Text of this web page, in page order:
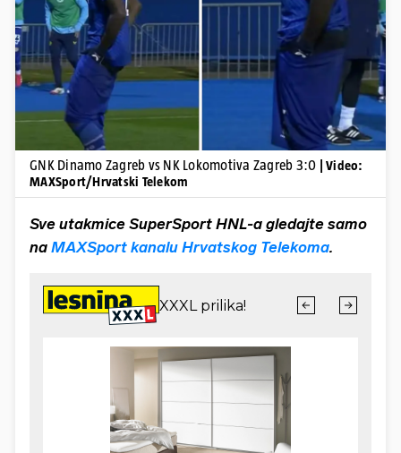
Pokretanje videa...
GNK Dinamo Zagreb vs NK Lokomotiva Zagreb 3:0
| Video:
MAXSport/Hrvatski Telekom
Sve utakmice SuperSport HNL-a gledajte samo
na MAXSport kanalu Hrvatskog Telekoma.